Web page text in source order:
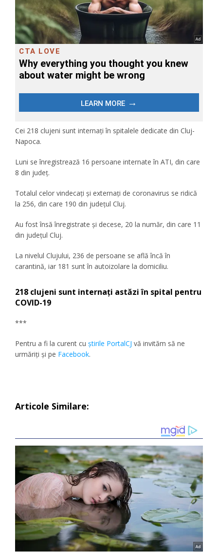
Cei 218 clujeni sunt internați în spitalele dedicate din Cluj-
Napoca.
Luni se înregistrează 16 persoane internate în ATI, din care
8 din județ.
Totalul celor vindecați și externați de coronavirus se ridică
la 256, din care 190 din județul Cluj.
Au fost însă înregistrate și decese, 20 la număr, din care 11
din județul Cluj.
La nivelul Clujului, 236 de persoane se află încă în
carantină, iar 181 sunt în autoizolare la domiciliu.
218 clujeni sunt internați astăzi în spital pentru
COVID-19
***
Pentru a fi la curent cuştirile PortalCJ vă invităm să ne
urmăriţi şi pe Facebook.
Articole Similare: